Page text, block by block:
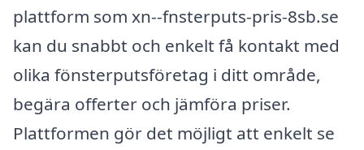
plattform som xn--fnsterputs-pris-8sb.se
kan du snabbt och enkelt få kontakt med
olika fönsterputsföretag i ditt område,
begära offerter och jämföra priser.
Plattformen gör det möjligt att enkelt se